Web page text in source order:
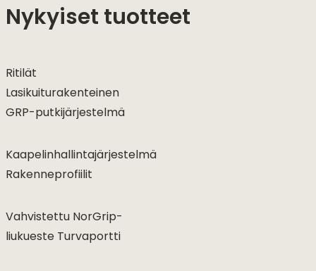
Nykyiset tuotteet
Ritilät
Lasikuiturakenteinen
GRP-putkijärjestelmä
Kaapelinhallintajärjestelmä
Rakenneprofiilit
Vahvistettu NorGrip-
liukueste Turvaportti